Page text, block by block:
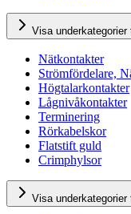
Visa underkategorier
Nätkontakter
Strömfördelare,
Högtalarkontakter
Lågnivåkontakter
Terminering
Rörkabelskor
Flatstift guld
Crimphylsor
Visa underkategorier